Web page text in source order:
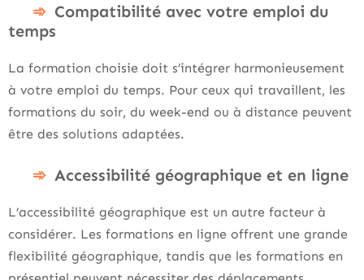
Compatibilité avec votre emploi du
temps
La formation choisie doit s’intégrer harmonieusement
à votre emploi du temps. Pour ceux qui travaillent, les
formations du soir, du week-end ou à distance peuvent
être des solutions adaptées.
Accessibilité géographique et en ligne
L’accessibilité géographique est un autre facteur à
considérer. Les formations en ligne offrent une grande
flexibilité géographique, tandis que les formations en